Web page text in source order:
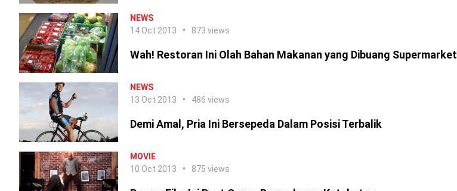
NEWS
14 Oct 2013
873 views
Wah! Restoran Ini Olah Bahan Makanan yang Dibuang Supermarket
NEWS
13 Oct 2013
486 views
Demi Amal, Pria Ini Bersepeda Dalam Posisi Terbalik
MOVIE
10 Oct 2013
875 views